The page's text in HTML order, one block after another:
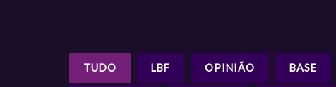
TUDO LBF OPINIÃO BASE